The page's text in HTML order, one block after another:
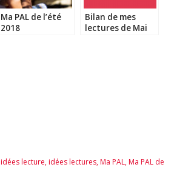
Ma PAL de l’été
2018
Bilan de mes
lectures de Mai
idées lecture,idées lectures,Ma PAL,Ma PAL de